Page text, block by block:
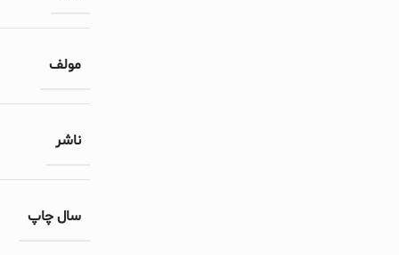
مولف
ناشر
سال چاپ